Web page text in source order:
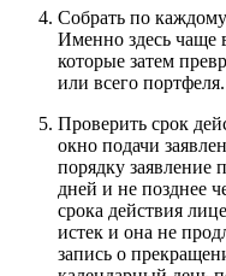
Собрать по
Именно здесь чаще
которые затем
или всего портфеля.
Проверить срок
окно подачи
порядку заявление
дней и не позднее
срока действия
истек и она не
запись о